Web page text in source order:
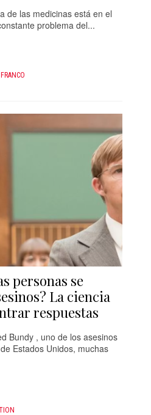
de las medicinas está en el
problema del...
personas se
La ciencia
respuestas
Bundy , uno de los asesinos
Estados Unidos, muchas